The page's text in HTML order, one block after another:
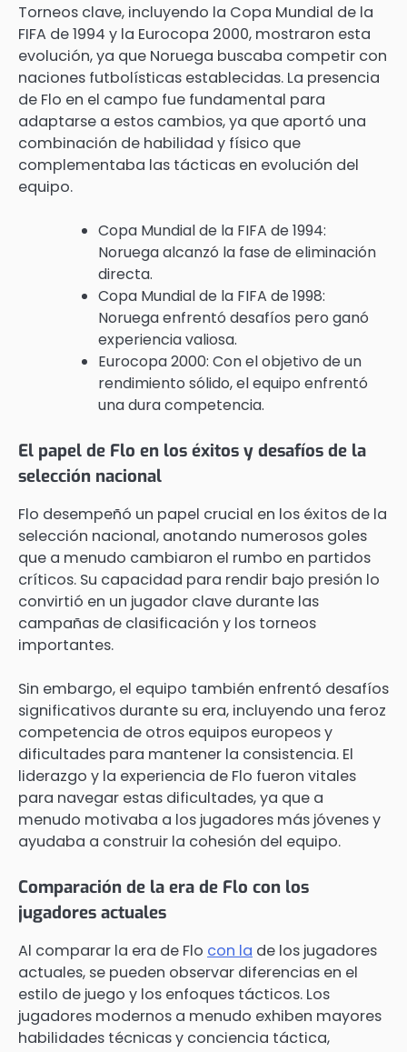
Torneos clave, incluyendo la Copa Mundial de la
FIFA de 1994 y la Eurocopa 2000, mostraron esta
evolución, ya que Noruega buscaba competir con
naciones futbolísticas establecidas. La presencia
de Flo en el campo fue fundamental para
adaptarse a estos cambios, ya que aportó una
combinación de habilidad y físico que
complementaba las tácticas en evolución del
equipo.
Copa Mundial de la FIFA de 1994:
Noruega alcanzó la fase de eliminación
directa.
Copa Mundial de la FIFA de 1998:
Noruega enfrentó desafíos pero ganó
experiencia valiosa.
Eurocopa 2000: Con el objetivo de un
rendimiento sólido, el equipo enfrentó
una dura competencia.
El papel de Flo en los éxitos y desafíos de la
selección nacional
Flo desempeñó un papel crucial en los éxitos de la
selección nacional, anotando numerosos goles
que a menudo cambiaron el rumbo en partidos
críticos. Su capacidad para rendir bajo presión lo
convirtió en un jugador clave durante las
campañas de clasificación y los torneos
importantes.
Sin embargo, el equipo también enfrentó desafíos
significativos durante su era, incluyendo una feroz
competencia de otros equipos europeos y
dificultades para mantener la consistencia. El
liderazgo y la experiencia de Flo fueron vitales
para navegar estas dificultades, ya que a
menudo motivaba a los jugadores más jóvenes y
ayudaba a construir la cohesión del equipo.
Comparación de la era de Flo con los
jugadores actuales
Al comparar la era de Flo con la de los jugadores
actuales, se pueden observar diferencias en el
estilo de juego y los enfoques tácticos. Los
jugadores modernos a menudo exhiben mayores
habilidades técnicas y conciencia táctica,